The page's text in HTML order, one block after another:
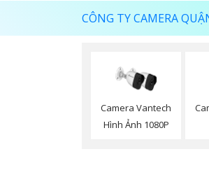
CÔNG TY CAMERA
Camera Vantech
Hình Ảnh 1080P